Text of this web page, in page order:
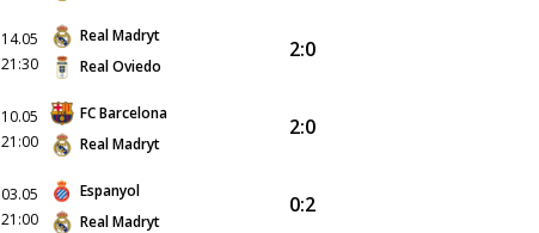
14.05
21:30
Real Madryt
Real Oviedo
2:0
10.05
21:00
FC Barcelona
Real Madryt
2:0
03.05
21:00
Espanyol
Real Madryt
0:2